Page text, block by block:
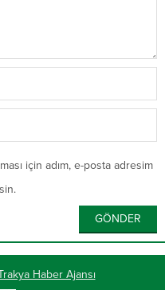
için adım, e-posta adresim
Haber Ajansı